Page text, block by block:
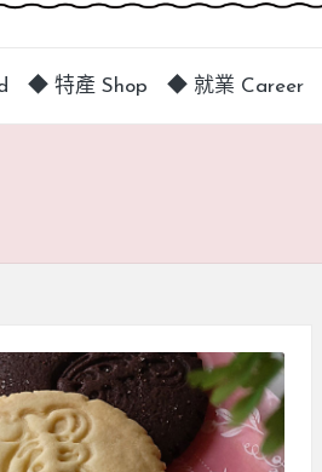
◆ 特產 Shop ◆ 就業 Career